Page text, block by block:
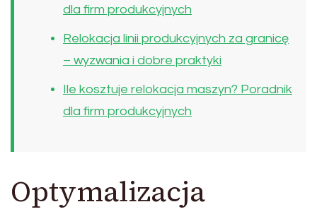
dla firm produkcyjnych
Relokacja linii produkcyjnych za granicę
– wyzwania i dobre praktyki
Ile kosztuje relokacja maszyn? Poradnik
dla firm produkcyjnych
Optymalizacja